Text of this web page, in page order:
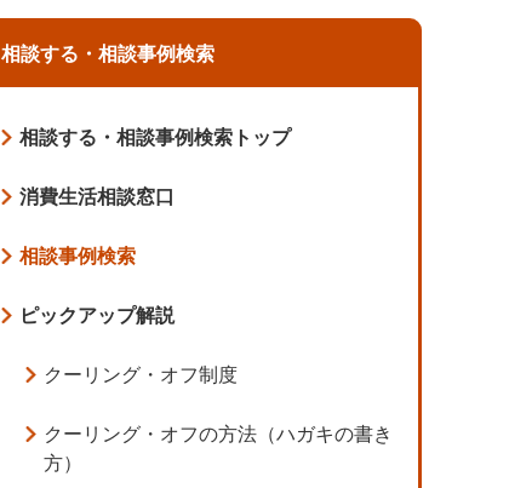
相談する・相談事例検索
相談する・相談事例検索トップ
消費生活相談窓口
相談事例検索
ピックアップ解説
クーリング・オフ制度
クーリング・オフの方法（ハガキの書き
方）